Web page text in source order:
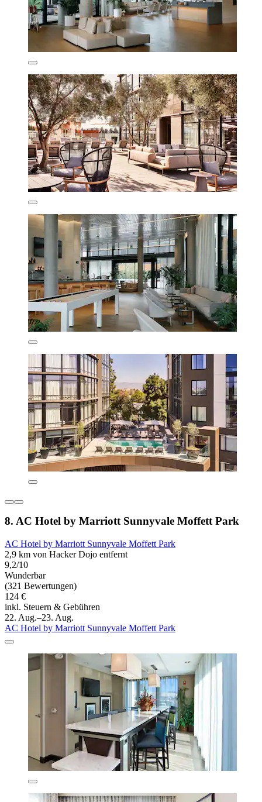
8. AC Hotel by Marriott Sunnyvale Moffett Park
AC Hotel by Marriott Sunnyvale Moffett Park
2,9 km von Hacker Dojo entfernt
9,2/10
Wunderbar
(321 Bewertungen)
124 €
inkl. Steuern & Gebühren
22. Aug.–23. Aug.
AC Hotel by Marriott Sunnyvale Moffett Park